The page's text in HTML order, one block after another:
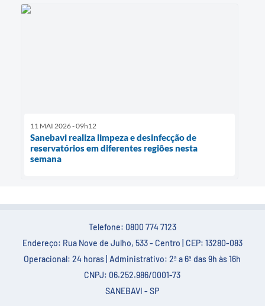
11 MAI 2026 - 09h12
Sanebavi realiza limpeza e desinfecção de
reservatórios em diferentes regiões nesta
semana
Telefone: 0800 774 7123
Endereço: Rua Nove de Julho, 533 - Centro | CEP: 13280-083
Operacional: 24 horas | Administrativo: 2ª a 6ª das 9h às 16h
CNPJ: 06.252.986/0001-73
SANEBAVI - SP